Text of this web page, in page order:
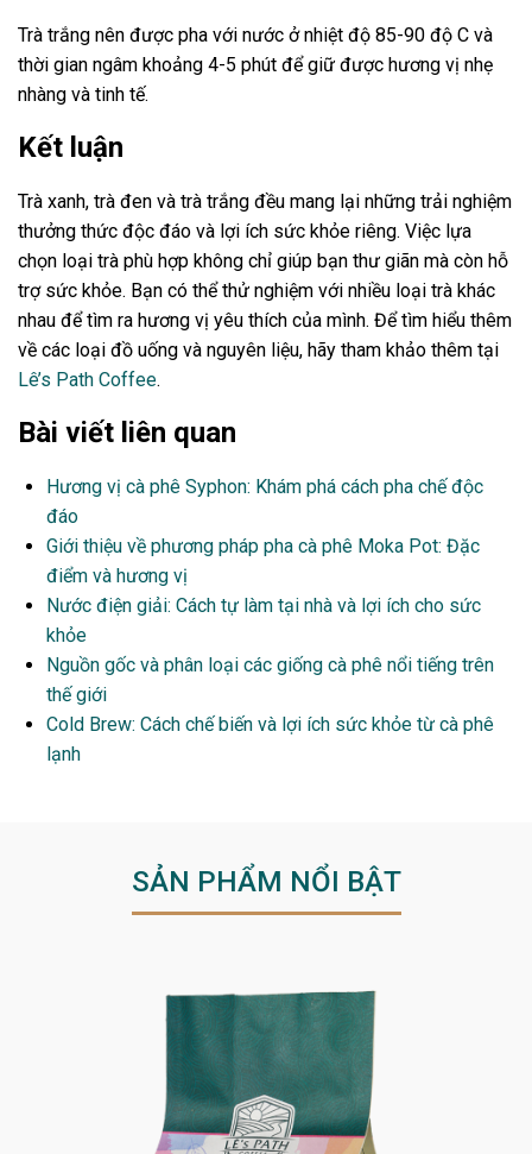
Trà trắng nên được pha với nước ở nhiệt độ 85-90 độ C và
thời gian ngâm khoảng 4-5 phút để giữ được hương vị nhẹ
nhàng và tinh tế.
Kết luận
Trà xanh, trà đen và trà trắng đều mang lại những trải nghiệm
thưởng thức độc đáo và lợi ích sức khỏe riêng. Việc lựa
chọn loại trà phù hợp không chỉ giúp bạn thư giãn mà còn hỗ
trợ sức khỏe. Bạn có thể thử nghiệm với nhiều loại trà khác
nhau để tìm ra hương vị yêu thích của mình. Để tìm hiểu thêm
về các loại đồ uống và nguyên liệu, hãy tham khảo thêm tại
Lê’s Path Coffee.
Bài viết liên quan
Hương vị cà phê Syphon: Khám phá cách pha chế độc
đáo
Giới thiệu về phương pháp pha cà phê Moka Pot: Đặc
điểm và hương vị
Nước điện giải: Cách tự làm tại nhà và lợi ích cho sức
khỏe
Nguồn gốc và phân loại các giống cà phê nổi tiếng trên
thế giới
Cold Brew: Cách chế biến và lợi ích sức khỏe từ cà phê
lạnh
SẢN PHẨM NỔI BẬT